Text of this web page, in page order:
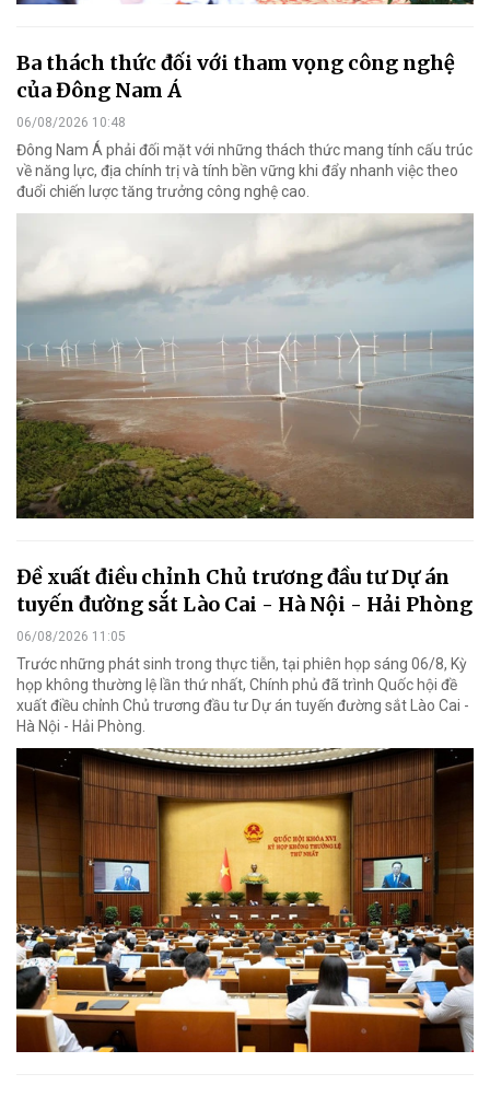
Ba thách thức đối với tham vọng công nghệ
của Đông Nam Á
06/08/2026 10:48
Đông Nam Á phải đối mặt với những thách thức mang tính cấu trúc
về năng lực, địa chính trị và tính bền vững khi đẩy nhanh việc theo
đuổi chiến lược tăng trưởng công nghệ cao.
Đề xuất điều chỉnh Chủ trương đầu tư Dự án
tuyến đường sắt Lào Cai - Hà Nội - Hải Phòng
06/08/2026 11:05
Trước những phát sinh trong thực tiễn, tại phiên họp sáng 06/8, Kỳ
họp không thường lệ lần thứ nhất, Chính phủ đã trình Quốc hội đề
xuất điều chỉnh Chủ trương đầu tư Dự án tuyến đường sắt Lào Cai -
Hà Nội - Hải Phòng.